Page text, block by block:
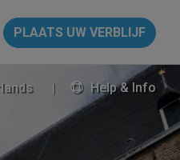
PLAATS UW VERBLIJF
Help & Info